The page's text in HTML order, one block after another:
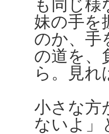
も同じ
妹の手を
のか、手
の道を、
ら。見
小さな方
ないよ」